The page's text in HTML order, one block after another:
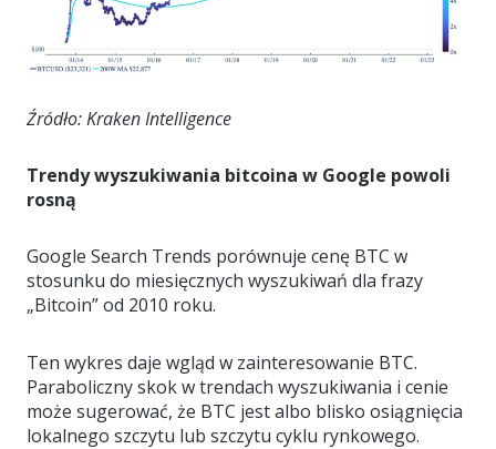
Źródło: Kraken Intelligence
Trendy wyszukiwania bitcoina w Google powoli
rosną
Google Search Trends porównuje cenę BTC w
stosunku do miesięcznych wyszukiwań dla frazy
„Bitcoin” od 2010 roku.
Ten wykres daje wgląd w zainteresowanie BTC.
Paraboliczny skok w trendach wyszukiwania i cenie
może sugerować, że BTC jest albo blisko osiągnięcia
lokalnego szczytu lub szczytu cyklu rynkowego.